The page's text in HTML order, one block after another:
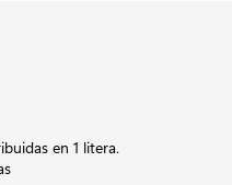
en 1 litera.